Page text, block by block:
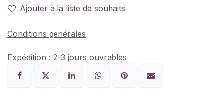
Ajouter à la liste de souhaits
Conditions générales
Expédition : 2-3 jours ouvrables